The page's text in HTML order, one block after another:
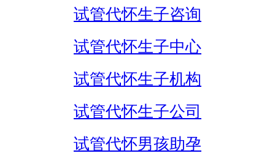
试管代怀生子咨询
试管代怀生子中心
试管代怀生子机构
试管代怀生子公司
试管代怀男孩助孕